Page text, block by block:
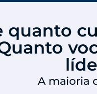
quanto
A maioria